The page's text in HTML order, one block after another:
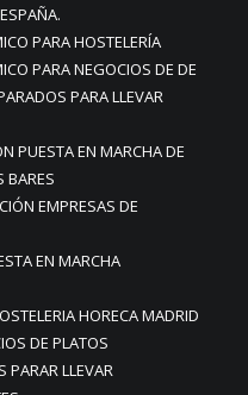
PARA HOSTELERÍA
PARA NEGOCIOS DE DE
PARA LLEVAR
PUESTA EN MARCHA DE
BARES
EMPRESAS DE
EN MARCHA
HORECA MADRID
DE PLATOS
PARAR LLEVAR